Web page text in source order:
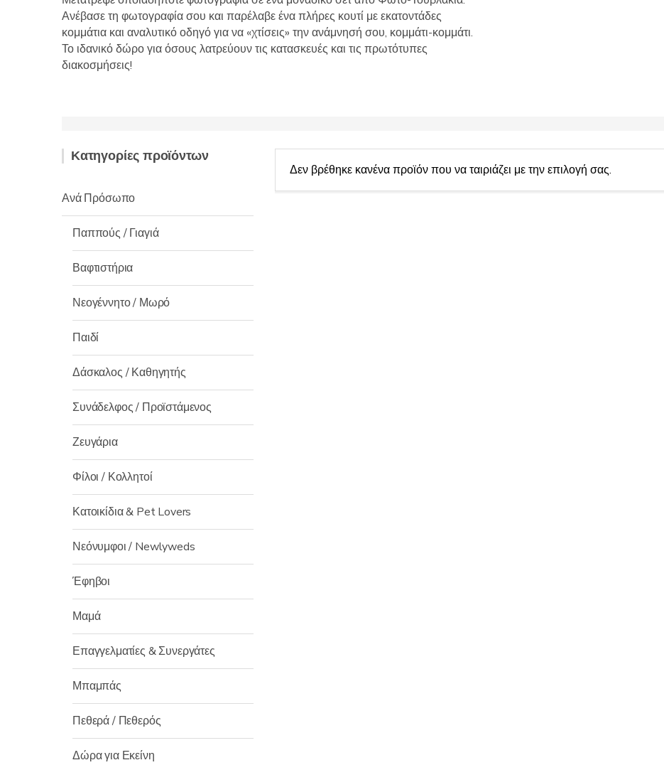
ν
:
Ανέβασε τη φωτογραφία σου και παρέλαβε ένα πλήρες κουτί με εκατοντάδες
κομμάτια και αναλυτικό οδηγό για να «χτίσεις» την ανάμνησή σου, κομμάτι-κομμάτι.
Το ιδανικό δώρο για όσους λατρεύουν τις κατασκευές και τις πρωτότυπες
διακοσμήσεις!
Δεν βρέθηκε κανένα προϊόν που να ταιριάζει με την επιλογή σας.
Κατηγορίες προϊόντων
Ανά Πρόσωπο
Παππούς / Γιαγιά
Βαφτιστήρια
Νεογέννητο / Μωρό
Παιδί
Δάσκαλος / Καθηγητής
Συνάδελφος / Προϊστάμενος
Ζευγάρια
Φίλοι / Κολλητοί
Κατοικίδια & Pet Lovers
Νεόνυμφοι / Newlyweds
Έφηβοι
Μαμά
Επαγγελματίες & Συνεργάτες
Μπαμπάς
Πεθερά / Πεθερός
Δώρα για Εκείνη